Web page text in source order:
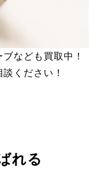
なども買取中！
ください！
れる